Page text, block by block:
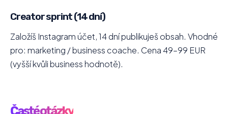
Creator sprint (14 dní)
Založíš Instagram účet, 14 dní publikuješ obsah. Vhodné
pro: marketing / business coache. Cena 49–99 EUR
(vyšší kvůli business hodnotě).
Časté otázky